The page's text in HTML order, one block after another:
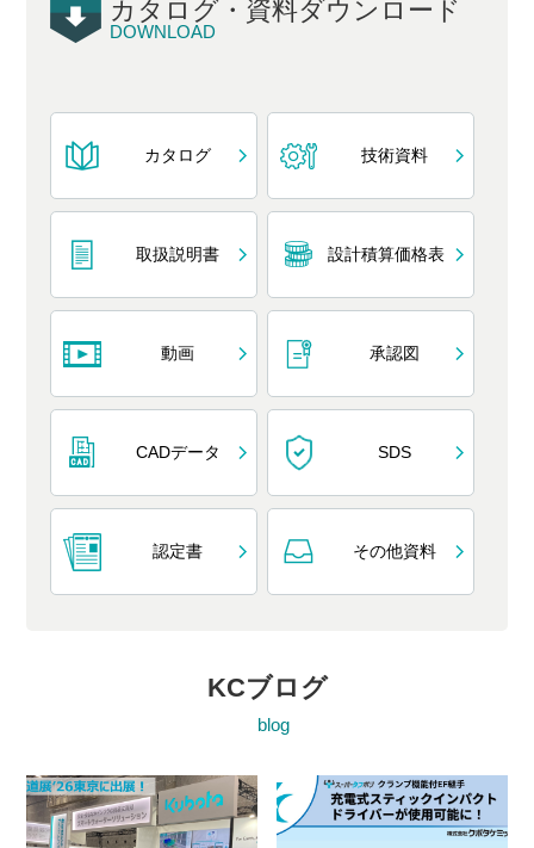
カタログ・資料ダウンロード
DOWNLOAD
カタログ 技術資料
取扱説明書 設計積算価格表
動画 承認図
CADデータ SDS
認定書 その他資料
KCブログ
blog